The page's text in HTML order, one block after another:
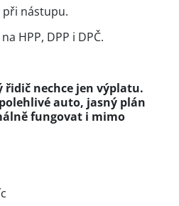
při nástupu.
HPP, DPP i DPČ.
řidič nechce jen výplatu.
auto, jasný plán
fungovat i mimo